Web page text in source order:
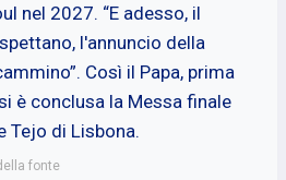
nel 2027. “E adesso, il
l'annuncio della
Così il Papa, prima
è conclusa la Messa finale
Tejo di Lisbona.
fonte